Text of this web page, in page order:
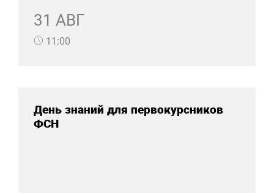
31 АВГ
11:00
День знаний для первокурсников
ФСН